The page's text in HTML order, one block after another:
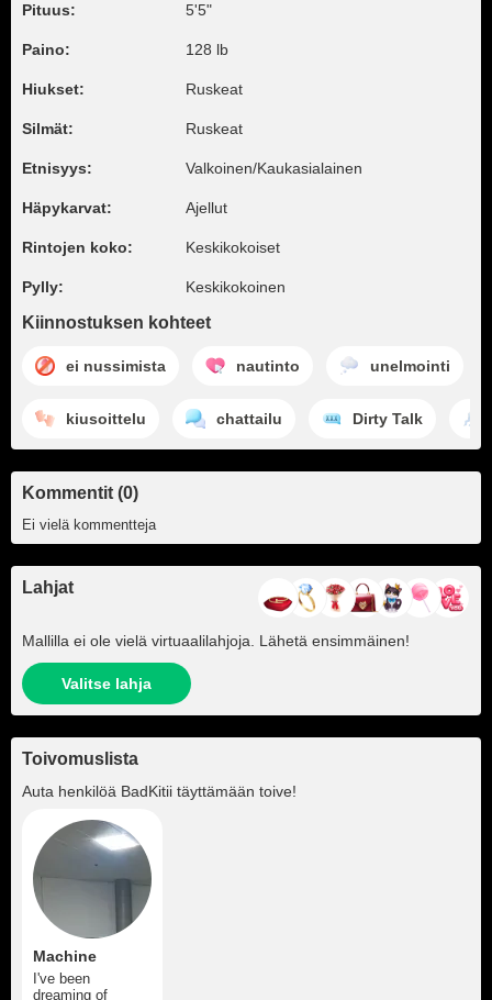
Pituus: 5'5"
Paino: 128 lb
Hiukset: Ruskeat
Silmät: Ruskeat
Etnisyys: Valkoinen/Kaukasialainen
Häpykarvat: Ajellut
Rintojen koko: Keskikokoiset
Pylly: Keskikokoinen
Kiinnostuksen kohteet
ei nussimista nautinto unelmointi
kiusoittelu chattailu Dirty Talk
Kommentit (0)
Ei vielä kommentteja
Lahjat
Mallilla ei ole vielä virtuaalilahjoja. Lähetä ensimmäinen!
Valitse lahja
Toivomuslista
Auta henkilöä BadKitii täyttämään toive!
Machine
I've been
dreaming of